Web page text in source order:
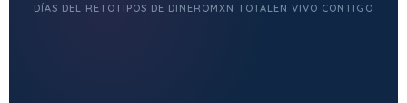
DÍAS DEL RETOTIPOS DE DINEROMXN TOTAL EN VIVO CONTIGO